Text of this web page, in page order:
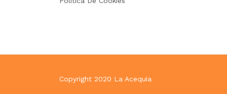
Copyright 2020 La Acequia